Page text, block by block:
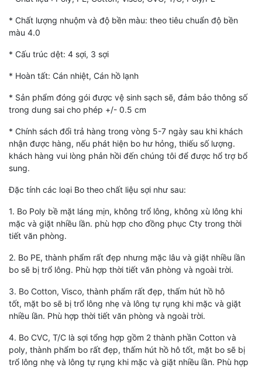
* Chất lượng nhuộm và độ bền màu: theo tiêu chuẩn độ bền
màu 4.0
* Cấu trúc dệt: 4 sợi, 3 sợi
* Hoàn tất: Cán nhiệt, Cán hồ lạnh
* Sản phẩm đóng gói được vệ sinh sạch sẽ, đảm bảo thông số
trong dung sai cho phép +/- 0.5 cm
* Chính sách đổi trả hàng trong vòng 5-7 ngày sau khi khách
nhận được hàng, nếu phát hiện bo hư hỏng, thiếu số lượng.
khách hàng vui lòng phản hồi đến chúng tôi để được hổ trợ bổ
sung.
Đặc tính các loại Bo theo chất liệu sợi như sau:
1. Bo Poly bề mặt láng mịn, không trổ lông, không xù lông khi
mặc và giặt nhiều lần. phù hợp cho đồng phục Cty trong thời
tiết văn phòng.
2. Bo PE, thành phẩm rất đẹp nhưng mặc lâu và giặt nhiều lần
bo sẽ bị trổ lông. Phù hợp thời tiết văn phòng và ngoài trời.
3. Bo Cotton, Visco, thành phẩm rất đẹp, thấm hút hồ hô
tốt, mặt bo sẽ bị trổ lông nhẹ và lông tự rụng khi mặc và giặt
nhiều lần. Phù hợp thời tiết văn phòng và ngoài trời.
4. Bo CVC, T/C là sợi tổng hợp gồm 2 thành phần Cotton và
poly, thành phẩm bo rất đẹp, thấm hút hồ hô tốt, mặt bo sẽ bị
trổ lông nhẹ và lông tự rụng khi mặc và giặt nhiều lần. Phù hợp